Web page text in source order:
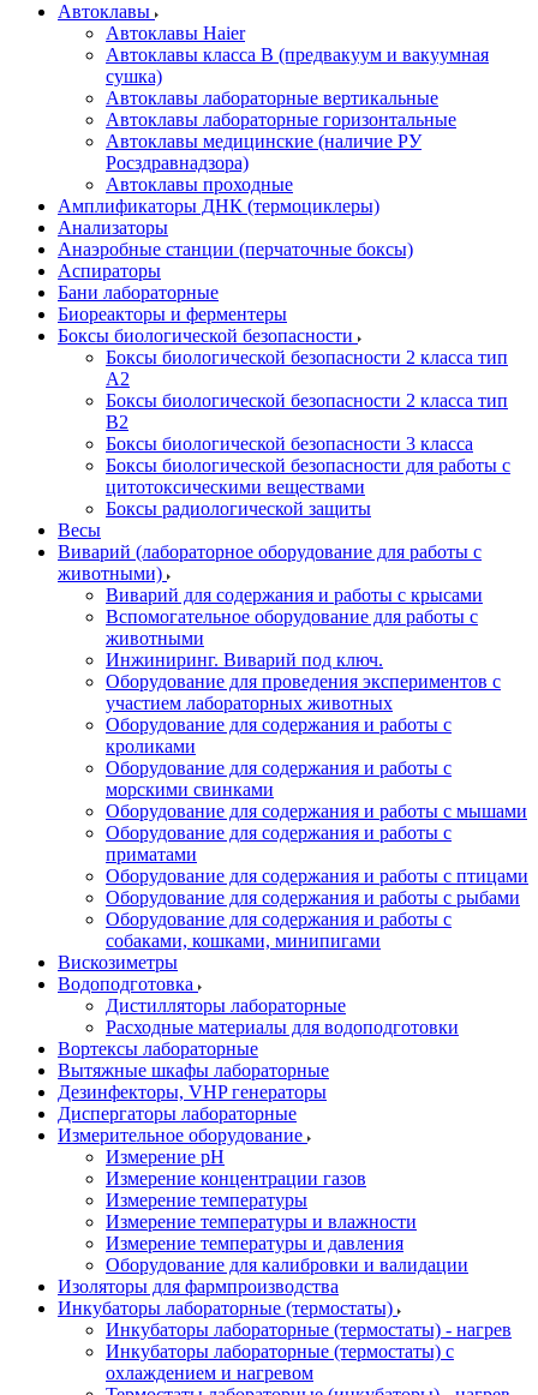
Автоклавы
Автоклавы Haier
Автоклавы класса B (предвакуум и вакуумная
сушка)
Автоклавы лабораторные вертикальные
Автоклавы лабораторные горизонтальные
Автоклавы медицинские (наличие РУ
Росздравнадзора)
Автоклавы проходные
Амплификаторы ДНК (термоциклеры)
Анализаторы
Анаэробные станции (перчаточные боксы)
Аспираторы
Бани лабораторные
Биореакторы и ферментеры
Боксы биологической безопасности
Боксы биологической безопасности 2 класса тип
A2
Боксы биологической безопасности 2 класса тип
B2
Боксы биологической безопасности 3 класса
Боксы биологической безопасности для работы с
цитотоксическими веществами
Боксы радиологической защиты
Весы
Виварий (лабораторное оборудование для работы с
животными)
Виварий для содержания и работы с крысами
Вспомогательное оборудование для работы с
животными
Инжиниринг. Виварий под ключ.
Оборудование для проведения экспериментов с
участием лабораторных животных
Оборудование для содержания и работы с
кроликами
Оборудование для содержания и работы с
морскими свинками
Оборудование для содержания и работы с мышами
Оборудование для содержания и работы с
приматами
Оборудование для содержания и работы с птицами
Оборудование для содержания и работы с рыбами
Оборудование для содержания и работы с
собаками, кошками, минипигами
Вискозиметры
Водоподготовка
Дистилляторы лабораторные
Расходные материалы для водоподготовки
Вортексы лабораторные
Вытяжные шкафы лабораторные
Дезинфекторы, VHP генераторы
Диспергаторы лабораторные
Измерительное оборудование
Измерение pH
Измерение концентрации газов
Измерение температуры
Измерение температуры и влажности
Измерение температуры и давления
Оборудование для калибровки и валидации
Изоляторы для фармпроизводства
Инкубаторы лабораторные (термостаты)
Инкубаторы лабораторные (термостаты) - нагрев
Инкубаторы лабораторные (термостаты) с
охлаждением и нагревом